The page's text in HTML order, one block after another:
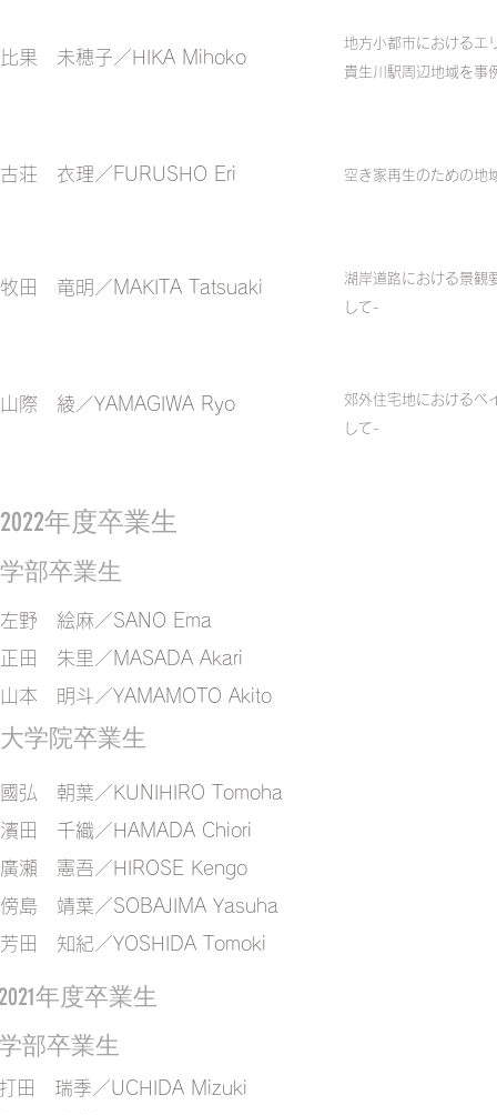
比果 未穂子／HIKA Mihoko
地方小都市におけるエ
貴生川駅周辺地域を事
古荘 衣理／FURUSHO Eri 空き家再生のための地
牧田 竜明／MAKITA Tatsuaki
湖岸道路における景観
して-
山際 綾／YAMAGIWA Ryo
郊外住宅地におけるベ
して-
2022年度卒業生
学部卒業生
左野 絵麻／SANO Ema
正田 朱里／MASADA Akari
​山本 明斗／YAMAMOTO Akito
大学院卒業生
​國弘 朝葉／KUNIHIRO Tomoha
​濱田 千織／HAMADA Chiori
​廣瀬 憲吾／HIROSE Kengo
​傍島 靖葉／SOBAJIMA Yasuha
​芳田 知紀／YOSHIDA Tomoki
年度卒業生
部卒業生
田 瑞季／UCHIDA Mizuki